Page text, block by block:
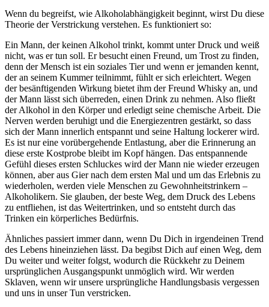
Wenn du begreifst, wie Alkoholabhängigkeit beginnt, wirst Du diese
Theorie der Verstrickung verstehen. Es funktioniert so:
Ein Mann, der keinen Alkohol trinkt, kommt unter Druck und weiß
nicht, was er tun soll. Er besucht einen Freund, um Trost zu finden,
denn der Mensch ist ein soziales Tier und wenn er jemanden kennt,
der an seinem Kummer teilnimmt, fühlt er sich erleichtert. Wegen
der besänftigenden Wirkung bietet ihm der Freund Whisky an, und
der Mann lässt sich überreden, einen Drink zu nehmen. Also fließt
der Alkohol in den Körper und erledigt seine chemische Arbeit. Die
Nerven werden beruhigt und die Energiezentren gestärkt, so dass
sich der Mann innerlich entspannt und seine Haltung lockerer wird.
Es ist nur eine vorübergehende Entlastung, aber die Erinnerung an
diese erste Kostprobe bleibt im Kopf hängen. Das entspannende
Gefühl dieses ersten Schluckes wird der Mann nie wieder erzeugen
können, aber aus Gier nach dem ersten Mal und um das Erlebnis zu
wiederholen, werden viele Menschen zu Gewohnheitstrinkern –
Alkoholikern. Sie glauben, der beste Weg, dem Druck des Lebens
zu entfliehen, ist das Weitertrinken, und so entsteht durch das
Trinken ein körperliches Bedürfnis.
Ähnliches passiert immer dann, wenn Du Dich in irgendeinen Trend
des Lebens hineinziehen lässt. Da begibst Dich auf einen Weg, dem
Du weiter und weiter folgst, wodurch die Rückkehr zu Deinem
ursprünglichen Ausgangspunkt unmöglich wird. Wir werden
Sklaven, wenn wir unsere ursprüngliche Handlungsbasis vergessen
und uns in unser Tun verstricken.